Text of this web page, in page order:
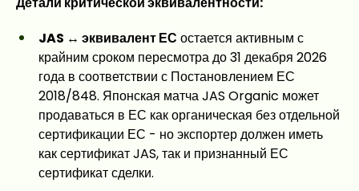
JAS ↔ эквивалент ЕС остается активным с
крайним сроком пересмотра до 31 декабря 2026
года в соответствии с Постановлением ЕС
2018/848. Японская матча JAS Organic может
продаваться в ЕС как органическая без отдельной
сертификации ЕС - но экспортер должен иметь
как сертификат JAS, так и признанный ЕС
сертификат сделки.